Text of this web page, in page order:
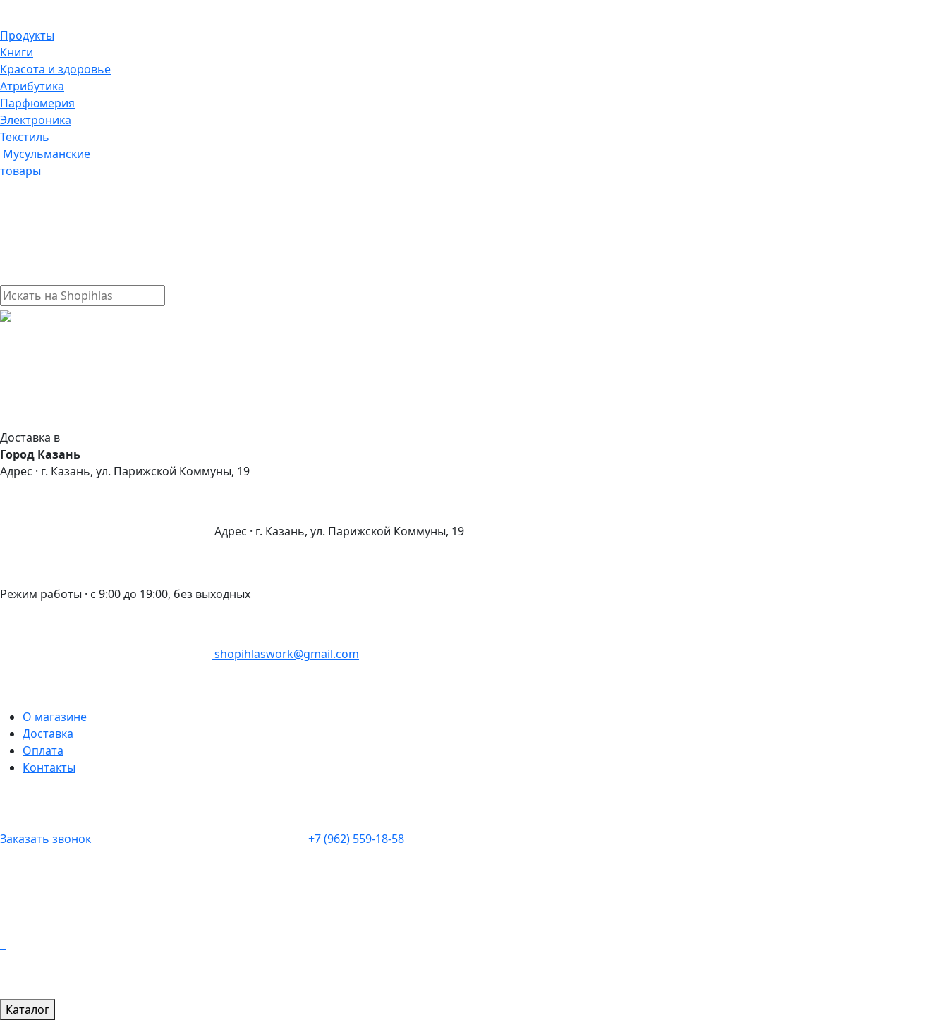
Продукты
Книги
Красота и здоровье
Атрибутика
Парфюмерия
Электроника
Текстиль
Мусульманские
товары
Доставка в
Город Казань
Адрес · г. Казань, ул. Парижской Коммуны, 19
Адрес · г. Казань, ул. Парижской Коммуны, 19
Режим работы · с 9:00 до 19:00, без выходных
shopihlaswork@gmail.com
О магазине
Доставка
Оплата
Контакты
Заказать звонок +7 (962) 559-18-58
Каталог